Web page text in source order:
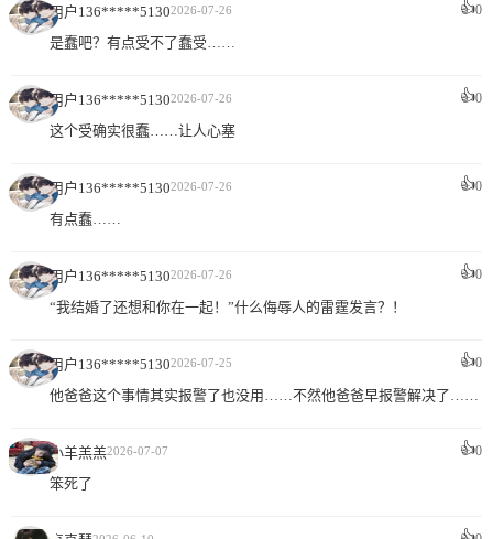
用户136*****51302026-07-26 👍0
是蠢吧？有点受不了蠢受……
用户136*****51302026-07-26 👍0
这个受确实很蠢……让人心塞
用户136*****51302026-07-26 👍0
有点蠢……
用户136*****51302026-07-26 👍0
“我结婚了还想和你在一起！”什么侮辱人的雷霆发言？！
用户136*****51302026-07-25 👍0
他爸爸这个事情其实报警了也没用……不然他爸爸早报警解决了……
小羊羔羔2026-07-07 👍0
笨死了